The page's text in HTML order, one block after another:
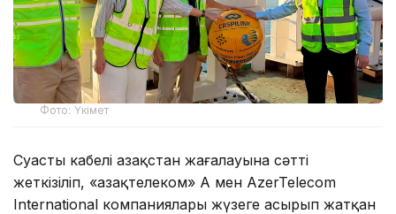
Фото: Үкімет
Суасты кабелі Қазақстан жағалауына сәтті
жеткізіліп, «Қазақтелеком» АҚ мен AzerTelecom
International компаниялары жүзеге асырып жатқан